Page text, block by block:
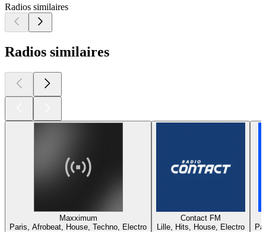
Radios similaires
Radios similaires
Maxximum
Paris, Afrobeat, House, Techno, Electro
Contact FM
Lille, Hits, House, Electro